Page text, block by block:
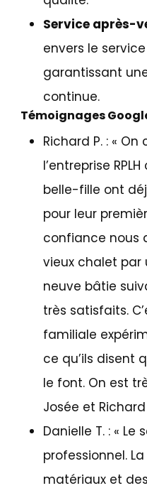
Service après-
envers le
garantissant
continue.
Témoignages
Richard P. : « On
l’entreprise
belle-fille ont
pour leur
confiance nous
vieux chalet par
neuve bâtie
très satisfaits.
familiale
ce qu’ils disent
le font. On est
Josée et Richard
Danielle T. : « Le
professionnel.
matériaux et